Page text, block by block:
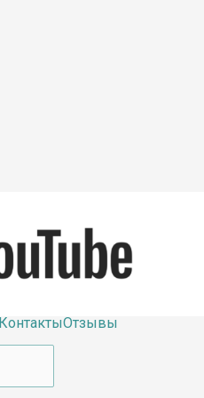
КонтактыОтзывы